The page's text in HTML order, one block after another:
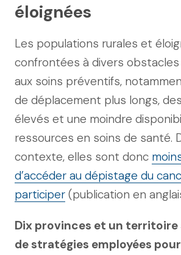
éloignées
Les populations rurales et
confrontées à divers
aux soins préventifs,
de déplacement plus longs,
élevés et une moindre
ressources en soins de santé.
contexte, elles sont donc
d’accéder au dépistage du
participer (publication en
Dix provinces et un territoire
de stratégies employées